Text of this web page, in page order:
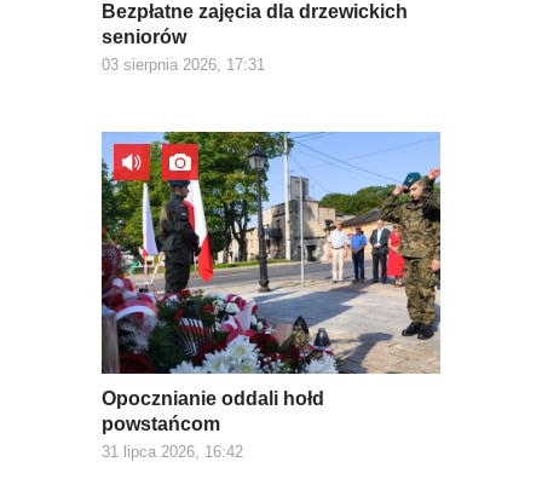
Bezpłatne zajęcia dla drzewickich
seniorów
03 sierpnia 2026, 17:31
Opocznianie oddali hołd
powstańcom
31 lipca 2026, 16:42